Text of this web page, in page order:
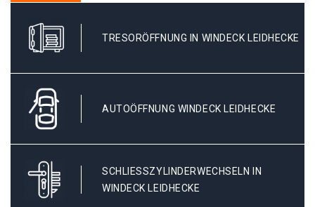
TRESORÖFFNUNG IN WINDECK LEIDHECKE
AUTOÖFFNUNG WINDECK LEIDHECKE
SCHLIESSZYLINDERWECHSELN IN W
INDECK LEIDHECKE